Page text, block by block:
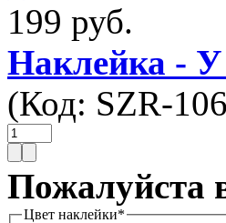
199 руб.
Наклейка - У
(Код: SZR-106
Пожалуйста
Цвет наклейки*